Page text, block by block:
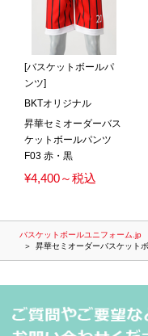
[バスケットボールパ
ンツ]
BKTオリジナル
昇華セミオーダーバス
ケットボールパンツ
F03 赤・黒
¥4,400～税込
バスケットボールユニフォーム.jp
昇華セミオーダーバスケット